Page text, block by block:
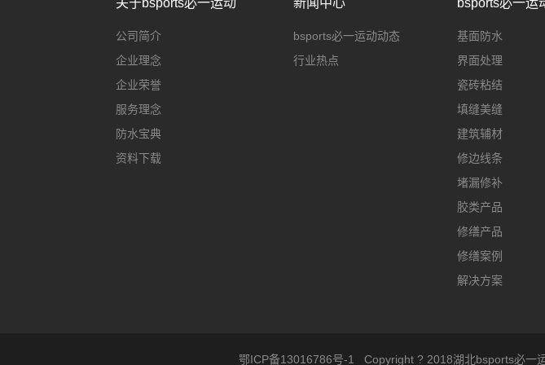
关于bsports必一运动
公司简介
企业理念
企业荣誉
服务理念
防水宝典
资料下载
新闻中心
bsports必一运动动态
行业热点
bsports必一运
基面防水
界面处理
瓷砖粘结
填缝美缝
建筑辅材
修边线条
堵漏修补
胶类产品
修缮产品
修缮案例
解决方案
鄂ICP备13016786号-1 Copyright ? 2018湖北bsports必一